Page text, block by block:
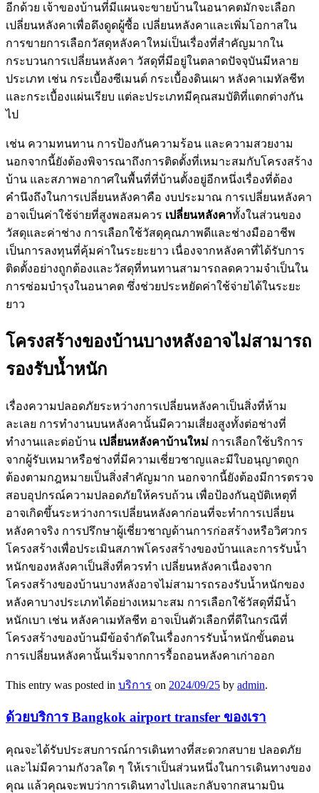
อีกด้วย เจ้าของบ้านที่มีแผนจะขายบ้านในอนาคตมักจะเลือก
เปลี่ยนหลังคาเพื่อดึงดูดผู้ซื้อ เปลี่ยนหลังคาและเพิ่มโอกาสใน
การขายการเลือกวัสดุหลังคาใหม่เป็นเรื่องที่สำคัญมากใน
กระบวนการเปลี่ยนหลังคา วัสดุที่มีอยู่ในตลาดปัจจุบันมีหลาย
ประเภท เช่น กระเบื้องซีเมนต์ กระเบื้องดินเผา หลังคาเมทัลชีท
และกระเบื้องแผ่นเรียบ แต่ละประเภทมีคุณสมบัติที่แตกต่างกัน
ไป
เช่น ความทนทาน การป้องกันความร้อน และความสวยงาม
นอกจากนี้ยังต้องพิจารณาถึงการติดตั้งที่เหมาะสมกับโครงสร้าง
บ้าน และสภาพอากาศในพื้นที่ที่บ้านตั้งอยู่อีกหนึ่งเรื่องที่ต้อง
คำนึงถึงในการเปลี่ยนหลังคาคือ งบประมาณ การเปลี่ยนหลังคา
อาจเป็นค่าใช้จ่ายที่สูงพอสมควร เปลี่ยนหลังคาทั้งในส่วนของ
วัสดุและค่าช่าง การเลือกใช้วัสดุคุณภาพดีและช่างมืออาชีพ
เป็นการลงทุนที่คุ้มค่าในระยะยาว เนื่องจากหลังคาที่ได้รับการ
ติดตั้งอย่างถูกต้องและวัสดุที่ทนทานสามารถลดความจำเป็นใน
การซ่อมบำรุงในอนาคต ซึ่งช่วยประหยัดค่าใช้จ่ายได้ในระยะ
ยาว
โครงสร้างของบ้านบางหลังอาจไม่สามารถ
รองรับน้ำหนัก
เรื่องความปลอดภัยระหว่างการเปลี่ยนหลังคาเป็นสิ่งที่ห้าม
ละเลย การทำงานบนหลังคานั้นมีความเสี่ยงสูงทั้งต่อช่างที่
ทำงานและต่อบ้าน เปลี่ยนหลังคาบ้านใหม่ การเลือกใช้บริการ
จากผู้รับเหมาหรือช่างที่มีความเชี่ยวชาญและมีใบอนุญาตถูก
ต้องตามกฎหมายเป็นสิ่งสำคัญมาก นอกจากนี้ยังต้องมีการตรวจ
สอบอุปกรณ์ความปลอดภัยให้ครบถ้วน เพื่อป้องกันอุบัติเหตุที่
อาจเกิดขึ้นระหว่างการเปลี่ยนหลังคาก่อนที่จะทำการเปลี่ยน
หลังคาจริง การปรึกษาผู้เชี่ยวชาญด้านการก่อสร้างหรือวิศวกร
โครงสร้างเพื่อประเมินสภาพโครงสร้างของบ้านและการรับน้ำ
หนักของหลังคาเป็นสิ่งที่ควรทำ เปลี่ยนหลังคาเนื่องจาก
โครงสร้างของบ้านบางหลังอาจไม่สามารถรองรับน้ำหนักของ
หลังคาบางประเภทได้อย่างเหมาะสม การเลือกใช้วัสดุที่มีน้ำ
หนักเบา เช่น หลังคาเมทัลชีท อาจเป็นตัวเลือกที่ดีในกรณีที่
โครงสร้างของบ้านมีข้อจำกัดในเรื่องการรับน้ำหนักขั้นตอน
การเปลี่ยนหลังคานั้นเริ่มจากการรื้อถอนหลังคาเก่าออก
This entry was posted in บริการ on 2024/09/25 by admin.
ด้วยบริการ Bangkok airport transfer ของเรา
คุณจะได้รับประสบการณ์การเดินทางที่สะดวกสบาย ปลอดภัย
และไม่มีความกังวลใด ๆ ให้เราเป็นส่วนหนึ่งในการเดินทางของ
คุณ แล้วคุณจะพบว่าการเดินทางไปและกลับจากสนามบิน